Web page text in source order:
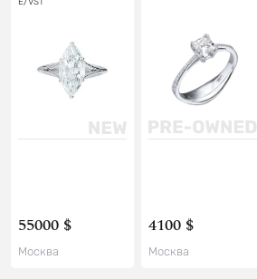
55000 $
Москва
4100 $
Москва